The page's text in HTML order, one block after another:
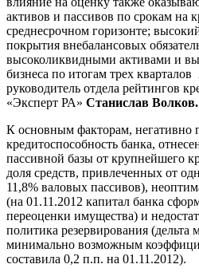
активов и пассивов по срокам на
среднесрочном горизонте;
покрытия внебалансовых
высоколиквидными активами и
бизнеса по итогам трех кварталов
руководитель отдела рейтингов
«Эксперт РА» Станислав Волков.
К основным факторам, негативно
кредитоспособность банка,
пассивной базы от крупнейшего
доля средств, привлеченных от
11,8% валовых пассивов),
(на 01.11.2012 капитал банка
переоценки имущества) и
политика резервирования (дельта
минимально возможным
составила 0,2 п.п. на 01.11.2012).